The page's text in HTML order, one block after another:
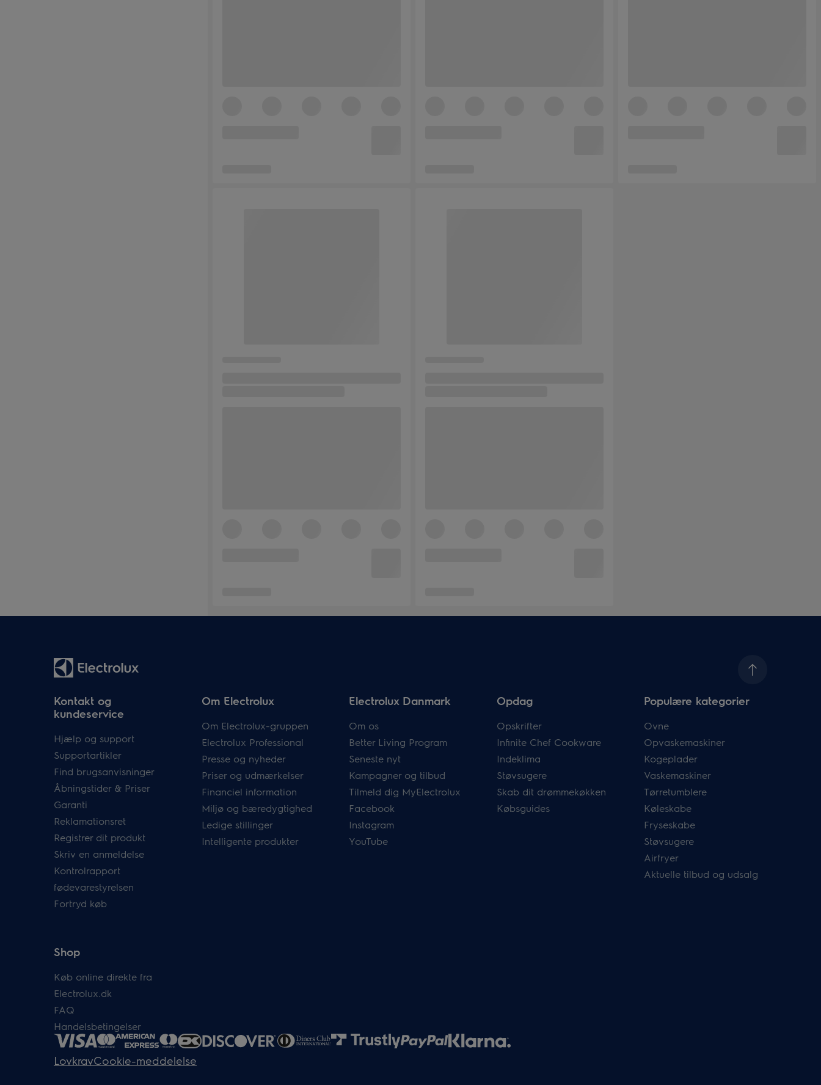
Kontakt og
kundeservice
Hjælp og support
Supportartikler
Find brugsanvisninger
Åbningstider & Priser
Garanti
Reklamationsret
Registrer dit produkt
Skriv en anmeldelse
Kontrolrapport
fødevarestyrelsen
Fortryd køb
Om Electrolux
Om Electrolux-gruppen
Electrolux Professional
Presse og nyheder
Priser og udmærkelser
Financiel information
Miljø og bæredygtighed
Ledige stillinger
Intelligente produkter
Electrolux Danmark
Om os
Better Living Program
Seneste nyt
Kampagner og tilbud
Tilmeld dig MyElectrolux
Facebook
Instagram
YouTube
Opdag
Opskrifter
Infinite Chef Cookware
Indeklima
Støvsugere
Skab dit drømmekøkken
Købsguides
Populære kategorier
Ovne
Opvaskemaskiner
Kogeplader
Vaskemaskiner
Tørretumblere
Køleskabe
Fryseskabe
Støvsugere
Airfryer
Aktuelle tilbud og udsalg
Shop
Køb online direkte fra
Electrolux.dk
FAQ
Handelsbetingelser
LovkravCookie-meddelelse